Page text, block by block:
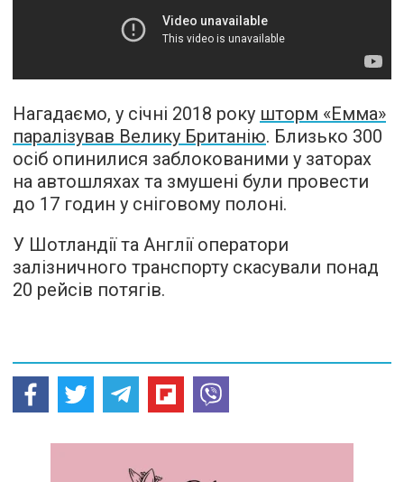
Нагадаємо, у січні 2018 року шторм «Емма»
паралізував Велику Британію. Близько 300
осіб опинилися заблокованими у заторах
на автошляхах та змушені були провести
до 17 годин у сніговому полоні.
У Шотландії та Англії оператори
залізничного транспорту скасували понад
20 рейсів потягів.